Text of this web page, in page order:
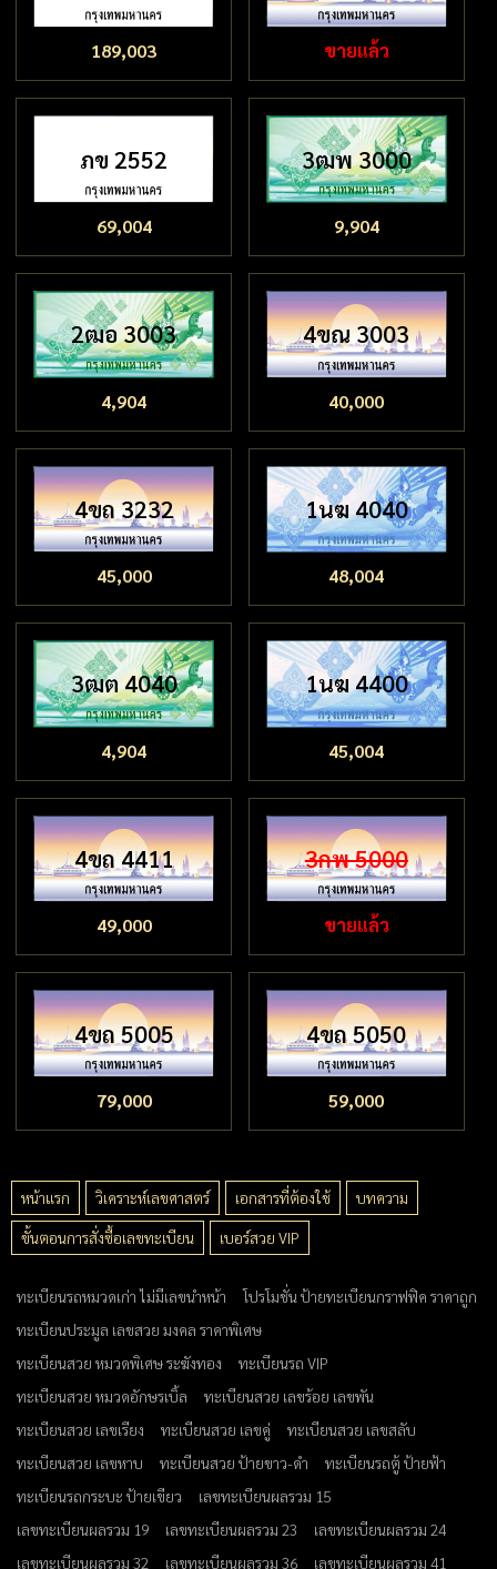
189,003 ขายแล้ว
ภข 2552
69,004
3ฒพ 3000
9,904
2ฒอ 3003
4,904
4ขณ 3003
40,000
4ขถ 3232
45,000
1นฆ 4040
48,004
3ฒต 4040
4,904
1นฆ 4400
45,004
4ขถ 4411
49,000
3กพ 5000
ขายแล้ว
4ขถ 5005
79,000
4ขถ 5050
59,000
หน้าแรก วิเคราะห์เลขศาสตร์ เอกสารที่ต้องใช้
บทความ
ขั้นตอนการสั่งซื้อเลขทะเบียน
เบอร์สวย VIP
ทะเบียนรถหมวดเก่า ไม่มีเลขนำหน้า
โปรโมชั่น ป้ายทะเบียนกราฟฟิค ราคาถูก
ทะเบียนประมูล เลขสวย มงคล ราคาพิเศษ
ทะเบียนสวย หมวดพิเศษ ระฆังทอง
ทะเบียนรถ VIP
ทะเบียนสวย หมวดอักษรเบิ้ล
ทะเบียนสวย เลขร้อย เลขพัน
ทะเบียนสวย เลขเรียง
ทะเบียนสวย เลขคู่
ทะเบียนสวย เลขสลับ
ทะเบียนสวย เลขหาบ
ทะเบียนสวย ป้ายขาว-ดำ
ทะเบียนรถตู้ ป้ายฟ้า
ทะเบียนรถกระบะ ป้ายเขียว
เลขทะเบียนผลรวม 15
เลขทะเบียนผลรวม 19
เลขทะเบียนผลรวม 23
เลขทะเบียนผลรวม 24
เลขทะเบียนผลรวม 32
เลขทะเบียนผลรวม 36 เลขทะเบียนผลรวม 41